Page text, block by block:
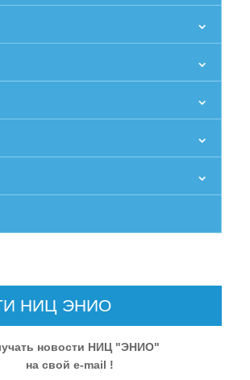
НИЦ ЭНИО
новости НИЦ "ЭНИО"
на свой e-mail !